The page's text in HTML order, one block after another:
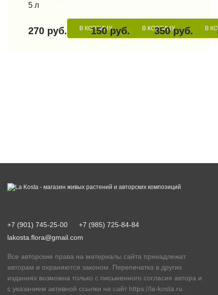
5 л
270 руб. В КОРЗИНУ
150 руб. В КОРЗИНУ
350 руб. В
+7 (901) 745-25-00
+7 (985) 725-84-84
lakosta.flora@gmail.com
Все авторские права на материалы сайта принадлежат
авторам и охраняются законом. Перепечатка в других
изданиях возможна только с письменного согласия автора и
с указанием активной ссылки на сайт https://la-kosta.ru